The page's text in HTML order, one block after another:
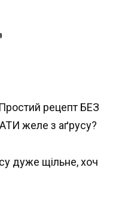
рецепт БЕЗ
желе з аґрусу?
дуже щільне, хоч